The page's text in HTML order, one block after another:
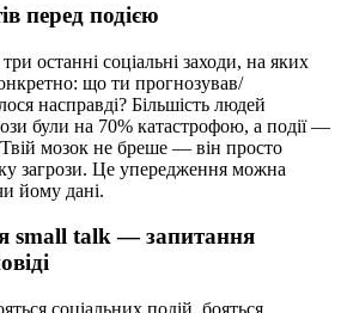
перед подією
останні соціальні заходи, на яких
що ти прогнозував/
насправді? Більшість людей
були на 70% катастрофою, а події —
мозок не бреше — він просто
загрози. Це упередження можна
йому дані.
small talk — запитання
соціальних подій, бояться